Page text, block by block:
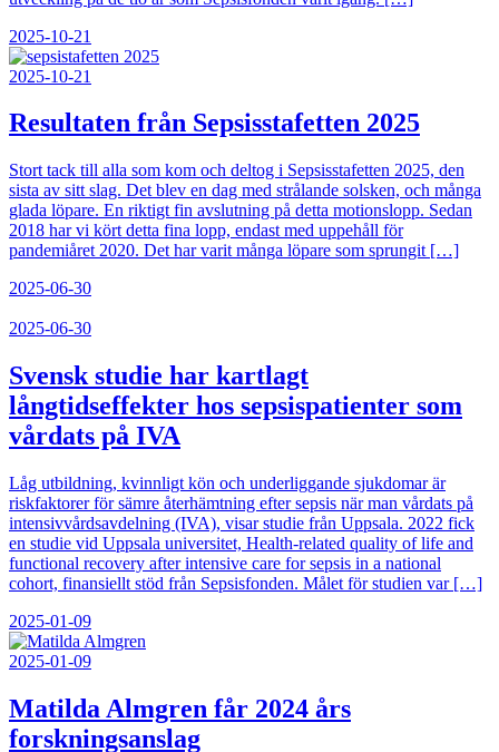
2025-10-21
2025-10-21
Resultaten från Sepsisstafetten 2025
Stort tack till alla som kom och deltog i Sepsisstafetten 2025, den
sista av sitt slag. Det blev en dag med strålande solsken, och många
glada löpare. En riktigt fin avslutning på detta motionslopp. Sedan
2018 har vi kört detta fina lopp, endast med uppehåll för
pandemiåret 2020. Det har varit många löpare som sprungit […]
2025-06-30
2025-06-30
Svensk studie har kartlagt
långtidseffekter hos sepsispatienter som
vårdats på IVA
Låg utbildning, kvinnligt kön och underliggande sjukdomar är
riskfaktorer för sämre återhämtning efter sepsis när man vårdats på
intensivvårdsavdelning (IVA), visar studie från Uppsala. 2022 fick
en studie vid Uppsala universitet, Health-related quality of life and
functional recovery after intensive care for sepsis in a national
cohort, finansiellt stöd från Sepsisfonden. Målet för studien var […]
2025-01-09
2025-01-09
Matilda Almgren får 2024 års
forskningsanslag